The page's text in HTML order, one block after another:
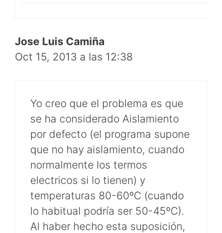
Jose Luis Camiña
Oct 15, 2013 a las 12:38
Yo creo que el problema es que
se ha considerado Aislamiento
por defecto (el programa supone
que no hay aislamiento, cuando
normalmente los termos
electricos si lo tienen) y
temperaturas 80-60ºC (cuando
lo habitual podría ser 50-45ºC).
Al haber hecho esta suposición,